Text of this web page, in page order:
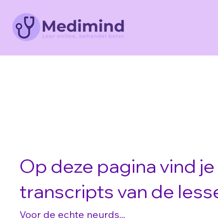
Op deze pagina vind je
transcripts van de
Voor de echte neurds...